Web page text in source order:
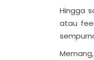
Hingga
atau